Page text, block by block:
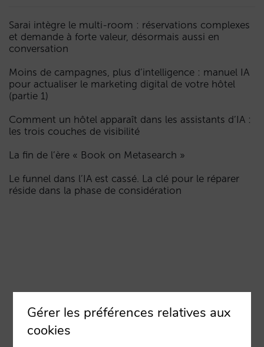
Sarai intègre le multi-room : réservations complexes
et demande à forte valeur, désormais aussi en
conversation
Moins de campagnes, plus d’intelligence : manuel IA
pour actualiser le marketing digital de votre hôtel
(partie 1)
Comment un hôtel apparaît dans les assistants d’IA :
les trois couches de visibilité
La fin de l’ère « Book on Metasearch »
Le funnel dans l’IA est cassé. La clé pour le réparer
réside dans la phase de considération
Gérer les préférences relatives aux
cookies